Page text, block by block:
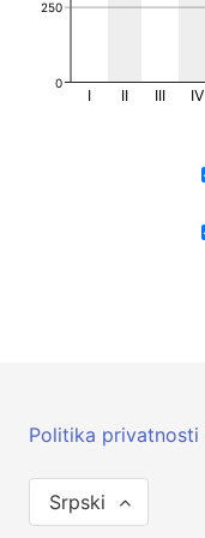
I II III IV
0
250
Politika privatnosti
Srpski